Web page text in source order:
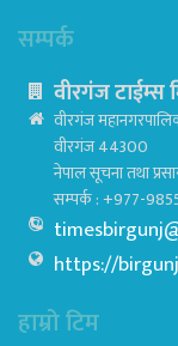
सम्पर्क
वीरगंज टाईम्स
वीरगंज
वीरगंज 44300
नेपाल सूचना तथा
सम्पर्क : +977-
https://
हाम्रो टिम